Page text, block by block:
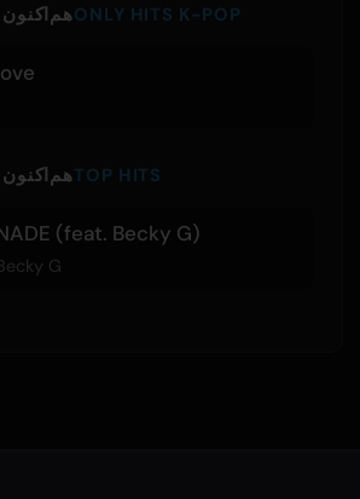
ONLY HITS K-POP
TOP HITS
(feat. Becky G)
G